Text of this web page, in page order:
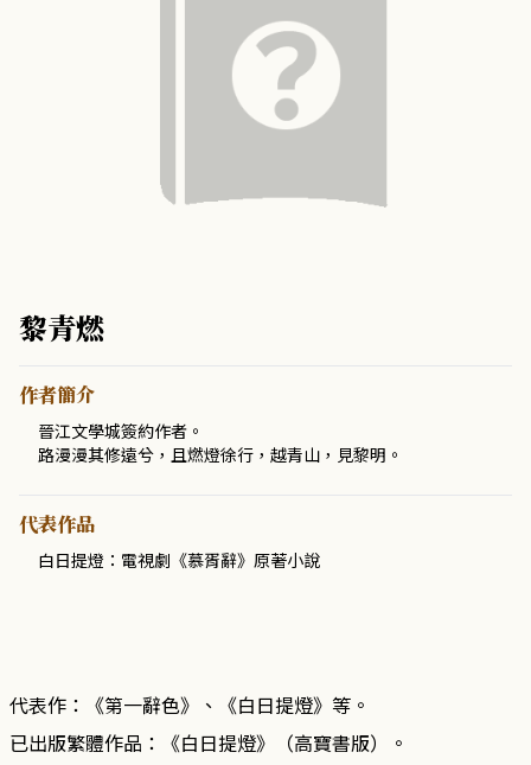
黎青燃
作者簡介
晉江文學城簽約作者。
路漫漫其修遠兮，且燃燈徐行，越青山，見黎明。
代表作品
白日提燈：電視劇《慕胥辭》原著小說
代表作：《第一辭色》、《白日提燈》等。
已出版繁體作品：《白日提燈》（高寶書版）。